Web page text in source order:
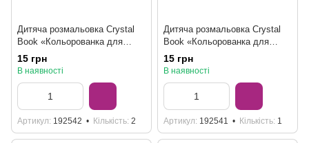
Дитяча розмальовка Crystal
Book «Кольорованка для
малят Овочі»
15 грн
В наявності
Артикул 192542 Кількість 2
Дитяча розмальовка Crystal
Book «Кольорованка для
малят Кольори»
15 грн
В наявності
Артикул 192541 Кількість 1